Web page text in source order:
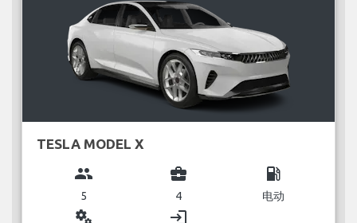
TESLA MODEL X
group
5
business_center
4
local_gas_station
电动
miscellaneous_services login